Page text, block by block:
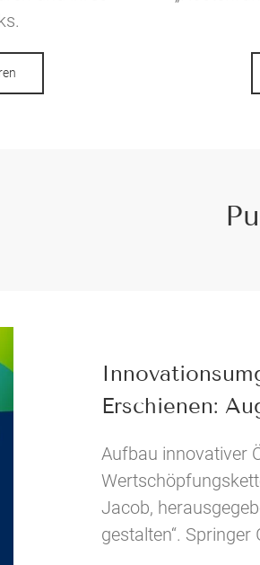
Erschienen:
Aufbau innovativer
Jacob,
gestalten“.